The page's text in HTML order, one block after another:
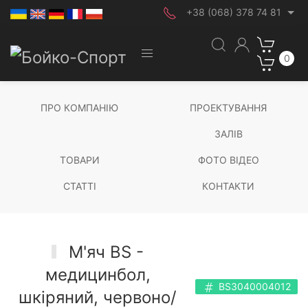
+38 (068) 378 74 81
0
ПРО КОМПАНІЮ ПРОЕКТУВАННЯ
ЗАЛІВ
ТОВАРИ ФОТО ВІДЕО
СТАТТІ КОНТАКТИ
М'яч BS -
медицинбол,
шкіряний, червоно/
BS3040004012